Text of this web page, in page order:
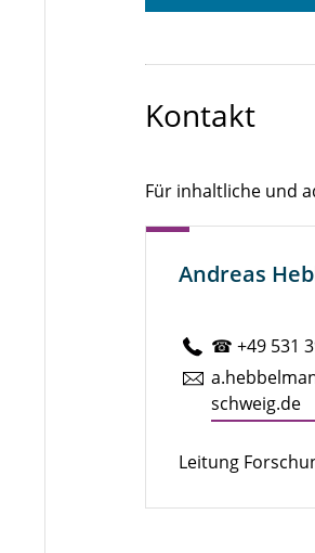
Kontakt
Für inhaltliche und
Andreas
☎ +49 531
schweig.de
Leitung